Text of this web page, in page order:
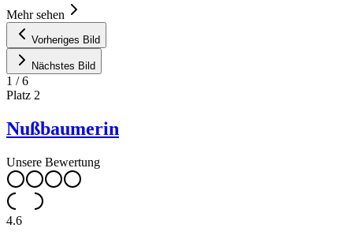
Mehr sehen
Vorheriges Bild
Nächstes Bild
1 /6
Platz 2
Nußbaumerin
Unsere Bewertung
4.6